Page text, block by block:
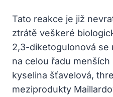
Tato reakce je již
ztrátě veškeré
2,3-diketogulonová se
na celou řadu
kyselina šťavelová,
meziprodukty